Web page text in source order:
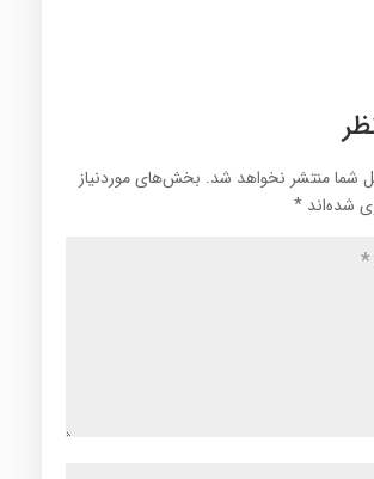
شما منتشر نخواهد شد. بخش‌های موردنیاز
شده‌اند *